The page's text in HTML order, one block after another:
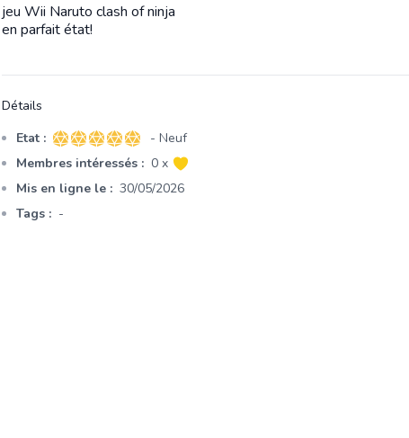
Description
jeu Wii Naruto clash of ninja
en parfait état!
Détails
Etat : 5 sur 5 étoiles
- Neuf
Membres intéressés : 0 x
Mis en ligne le : 30/05/2026
Tags : -